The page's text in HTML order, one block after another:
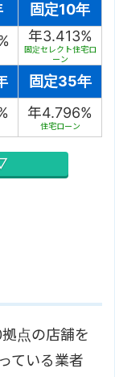
固定10年
年3.413%
固定セレクト住宅ロ
ーン
固定35年
年4.796%
住宅ローン
点の店舗を
ている業者